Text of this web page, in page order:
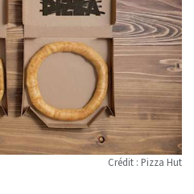
Crédit : Pizza Hut